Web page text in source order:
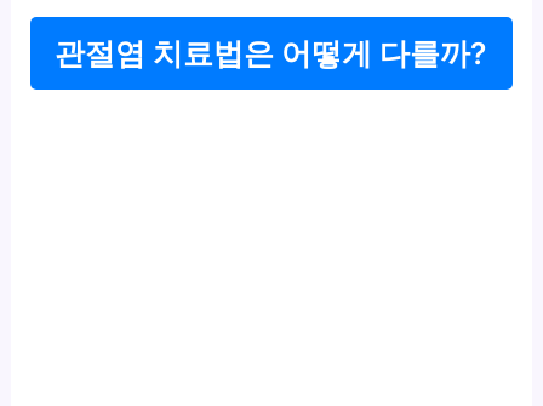
관절염 치료법은 어떻게 다를까?